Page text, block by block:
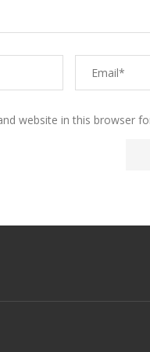
website in this browser